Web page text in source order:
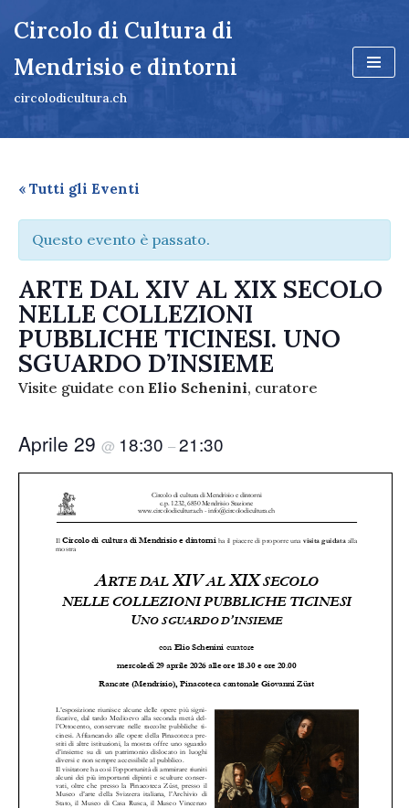
al
contenuto
Circolo di Cultura di
Mendrisio e dintorni
circolodicultura.ch
« Tutti gli Eventi
Questo evento è passato.
ARTE DAL XIV AL XIX SECOLO
NELLE COLLEZIONI
PUBBLICHE TICINESI. UNO
SGUARDO D’INSIEME
Visite guidate con Elio Schenini, curatore
Aprile 29 @ 18:30 –21:30